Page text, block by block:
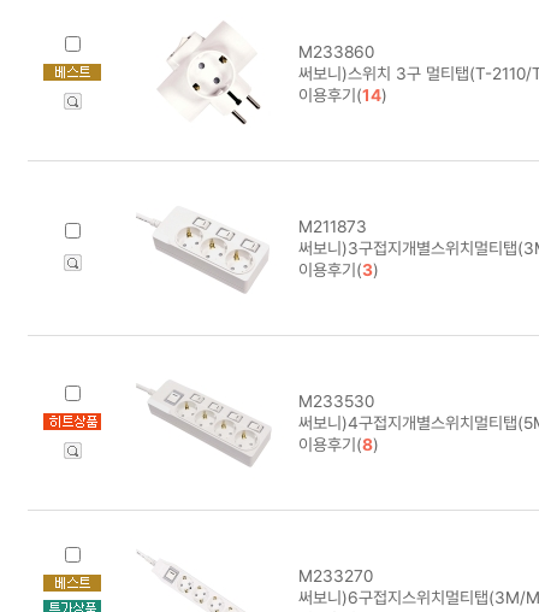
M233860
써보니)스위치 3구 멀티탭(T-2110/
이용후기(14)
M211873
써보니)3구접지개별스위치멀티
이용후기(3)
M233530
써보니)4구접지개별스위치멀티탭
이용후기(8)
M233270
써보니)6구접지스위치멀티탭